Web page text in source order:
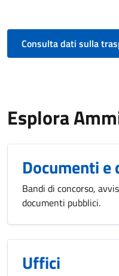
Consulta dati sulla
Esplora
Documenti e
Bandi di concorso,
documenti pubblici.
Uffici